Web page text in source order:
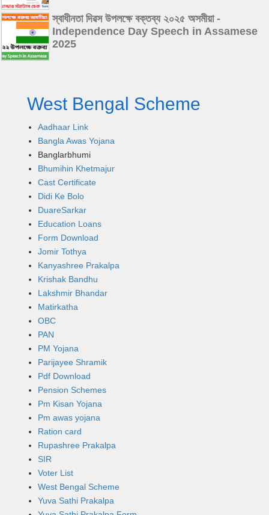
স্বাধীনতা দিৱস উপলক্ষে বক্তব্য ২০২৫ অসমীয়া -
Independence Day Speech in Assamese
2025
West Bengal Scheme
Aadhaar Link
Bangla Awas Yojana
Banglarbhumi
Bhumihin Khetmajur
Cast Certificate
Didi Ke Bolo
DuareSarkar
Education Loans
Form Download
Jomir Tothya
Kanyashree Prakalpa
Krishak Bandhu
Lakshmir Bhandar
Matirkatha
OBC
PAN
PM Yojana
Parijayee Shramik
Pdf Download
Pension Schemes
Pm Kisan Yojana
Pm awas yojana
Ration card
Rupashree Prakalpa
SIR
Voter List
West Bengal Scheme
Yuva Sathi Prakalpa